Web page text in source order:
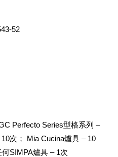
52
Perfecto Series型格系列 –
次； Mia Cucina爐具 – 10
SIMPA爐具 – 1次